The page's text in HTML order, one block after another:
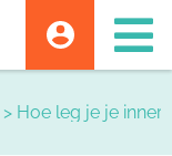
> Hoe leg je je